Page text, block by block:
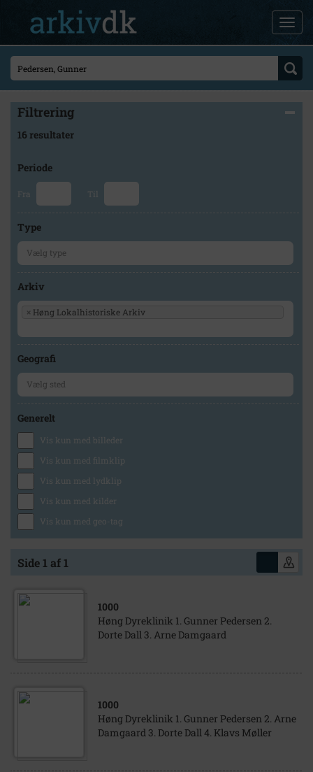
Filtrering
16 resultater
Periode
Fra Til
Type
Arkiv
× Høng Lokalhistoriske Arkiv
Geografi
Generelt
Vis kun med billeder
Vis kun med filmklip
Vis kun med lydklip
Vis kun med kilder
Vis kun med geo-tag
Side 1 af 1
1000
Høng Dyreklinik 1. Gunner Pedersen 2.
Dorte Dall 3. Arne Damgaard
1000
Høng Dyreklinik 1. Gunner Pedersen 2. Arne
Damgaard 3. Dorte Dall 4. Klavs Møller